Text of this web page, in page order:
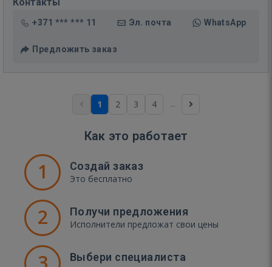
+371 *** *** 11 Эл. почта WhatsApp
Предложить заказ
1 2 3 4 ...
Как это работает
1 Создай заказ
Это бесплатно
2 Получи предложения
Исполнители предложат свои цены
Выбери специалиста